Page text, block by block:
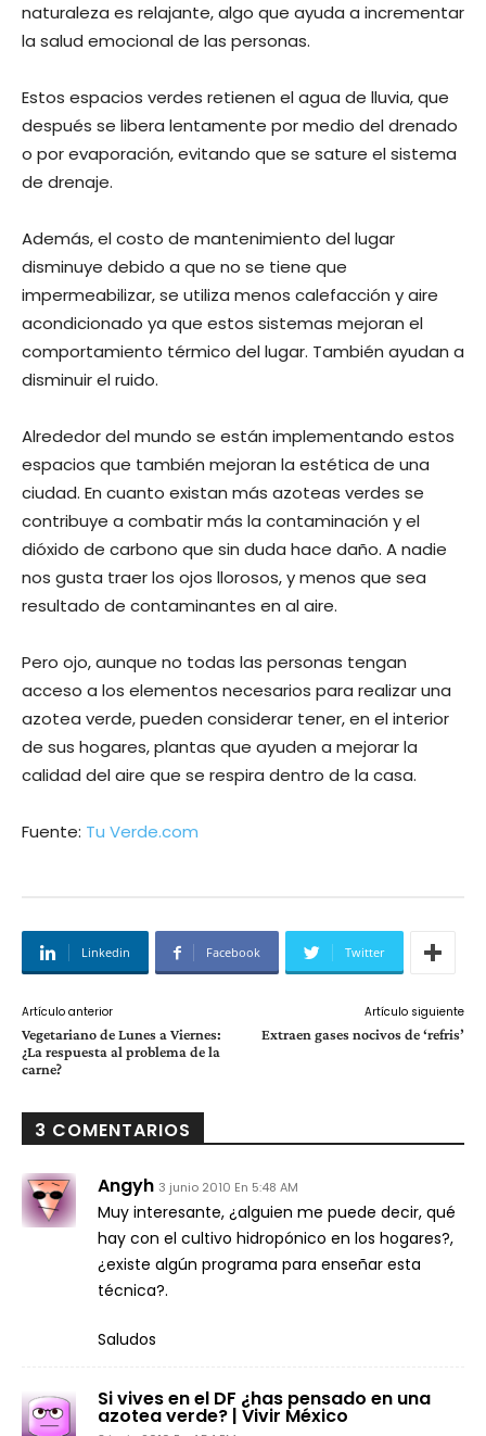
naturaleza es relajante, algo que ayuda a incrementar
la salud emocional de las personas.
Estos espacios verdes retienen el agua de lluvia, que
después se libera lentamente por medio del drenado
o por evaporación, evitando que se sature el sistema
de drenaje.
Además, el costo de mantenimiento del lugar
disminuye debido a que no se tiene que
impermeabilizar, se utiliza menos calefacción y aire
acondicionado ya que estos sistemas mejoran el
comportamiento térmico del lugar. También ayudan a
disminuir el ruido.
Alrededor del mundo se están implementando estos
espacios que también mejoran la estética de una
ciudad. En cuanto existan más azoteas verdes se
contribuye a combatir más la contaminación y el
dióxido de carbono que sin duda hace daño. A nadie
nos gusta traer los ojos llorosos, y menos que sea
resultado de contaminantes en al aire.
Pero ojo, aunque no todas las personas tengan
acceso a los elementos necesarios para realizar una
azotea verde, pueden considerar tener, en el interior
de sus hogares, plantas que ayuden a mejorar la
calidad del aire que se respira dentro de la casa.
Fuente: Tu Verde.com
Linkedin Facebook Twitter
Artículo anterior
Vegetariano de Lunes a Viernes:
¿La respuesta al problema de la
carne?
Artículo siguiente
Extraen gases nocivos de ‘refris’
3 COMENTARIOS
Angyh 3 junio 2010 En 5:48 AM
Muy interesante, ¿alguien me puede decir, qué
hay con el cultivo hidropónico en los hogares?,
¿existe algún programa para enseñar esta
técnica?.
Saludos
Si vives en el DF ¿has pensado en una
azotea verde? | Vivir México